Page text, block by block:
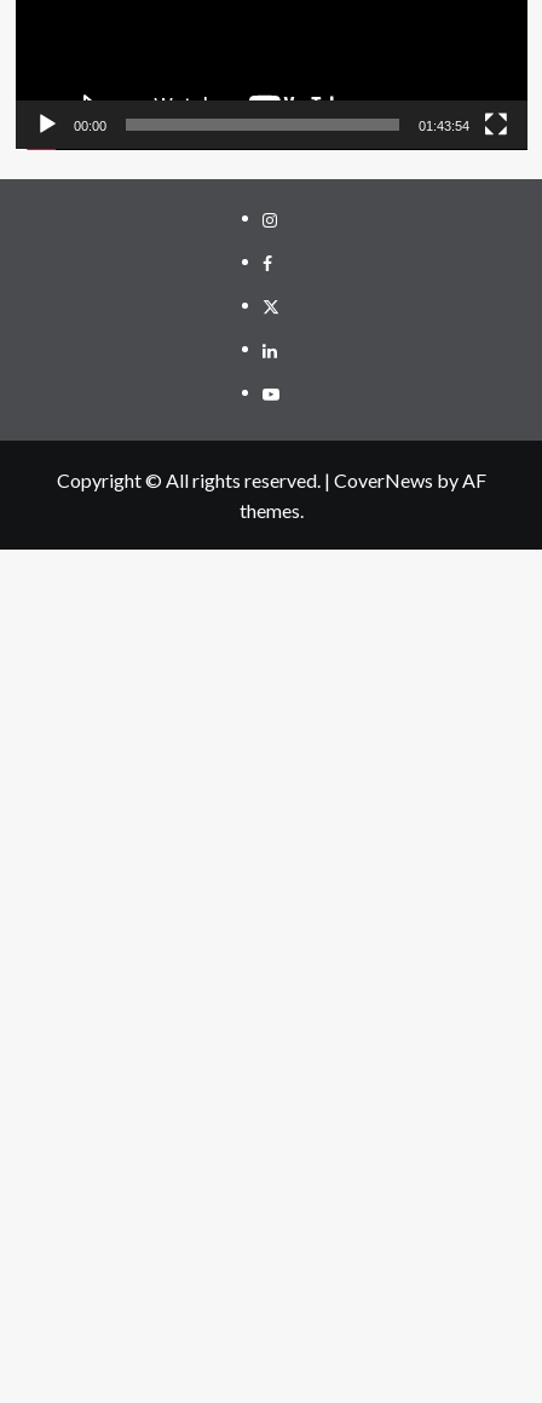
00:00 01:43:54
Instagram
Facebook
Twitter
Linkedin
Youtube
Copyright © All rights reserved. | CoverNews by AF
themes.